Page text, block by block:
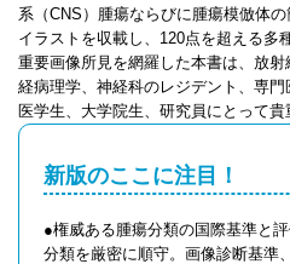
系（CNS）腫瘍ならびに腫瘍模倣体
イラストを収載し、120点を超える多
重要画像所見を網羅した本書は、放
経病理学、神経科のレジデント、専
医学生、大学院生、研究員にとって貴
新版のここに注目！
●権威ある腫瘍分類の国際基準と
分類を厳密に順守。画像診断基準